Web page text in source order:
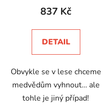
produktu
5,0
z
hvězdiček.
837 Kč
DETAIL
Obvykle se v lese chceme
medvědům vyhnout… ale
tohle je jiný případ!